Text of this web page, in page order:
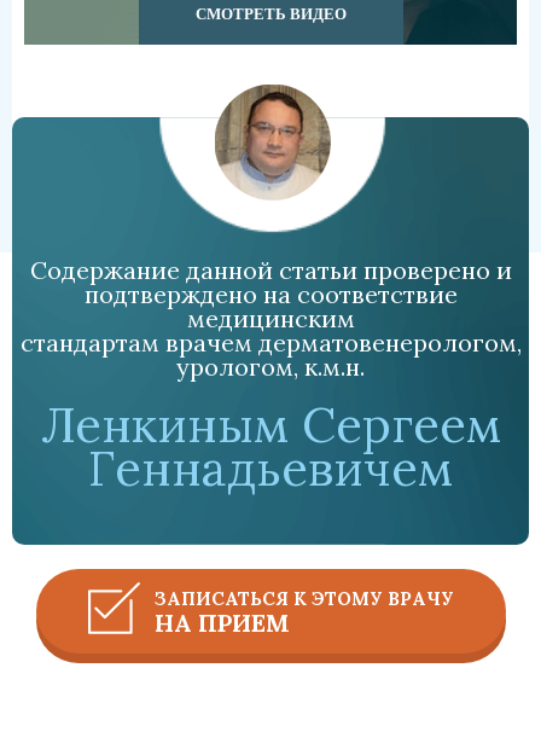
СМОТРЕТЬ ВИДЕО
Содержание данной статьи проверено и
подтверждено на соответствие
медицинским
стандартам врачем дерматовенерологом,
урологом, к.м.н.
Ленкиным Сергеем
Геннадьевичем
ЗАПИСАТЬСЯ К ЭТОМУ ВРАЧУ
НА ПРИЕМ